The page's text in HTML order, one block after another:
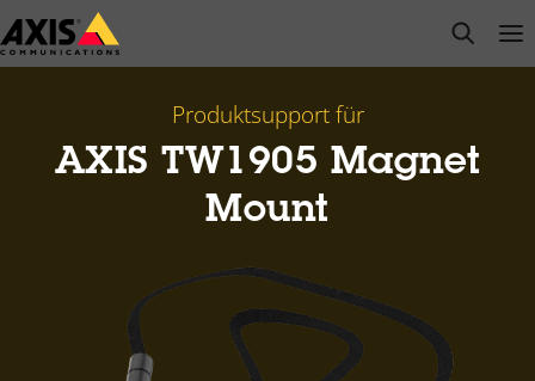
Zum
Hauptinhalt
open
Produktsupport für
AXIS TW1905 Magnet
Mount